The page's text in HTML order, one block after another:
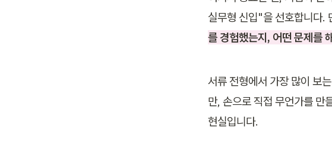
실무형 신입"을 선호합니다.
를 경험했는지, 어떤 문제를
서류 전형에서 가장 많이 보
만, 손으로 직접 무언가를 만
현실입니다.